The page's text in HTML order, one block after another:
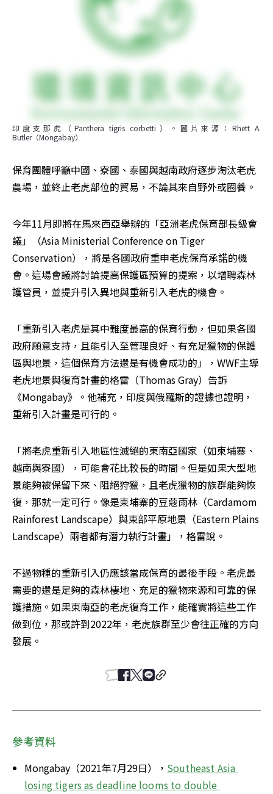
印度支那虎（Panthera tigris corbetti）。圖片來源：Rhett A.
Butler（Mongabay）
保育團體呼籲中國、寮國、泰國與越南政府逐步淘汰老虎
農場，並終止老虎部位的貿易，不論其來自野外或圈養。
今年11月即將在馬來西亞舉辦的「亞洲老虎保育部長級會
議」（Asia Ministerial Conference on Tiger
Conservation），將是各國政府重申老虎保育承諾的機
會。這場會議將討論提高保護區預算的提案，以增聘森林
護管員，並提升引入異地與重新引入老虎的機會。
「重新引入老虎是其中難度最高的保育行動，但如果各國
政府願意支持，且能引入至管理良好、有充足獵物的保護
區與地景，這個保育方法還是有機會成功的」，WWF主導
老虎地景與復育計畫的格雷（Thomas Gray）告訴
《Mongabay》。他補充，印度與俄羅斯的證據也證明，
重新引入計畫是可行的。
「將老虎重新引入地區性滅絕的東南亞國家（如柬埔寨、
越南與寮國），可能會花比較長的時間。但是如果大型地
景能夠被保留下來、阻絕狩獵，且老虎獵物的族群能夠恢
復，那就一定可行。像是柬埔寨的豆蔻雨林（Cardamom
Rainforest Landscape）與東部平原地景（Eastern Plains
Landscape）兩者都有潛力執行計畫」，格雷說。
不過物種的重新引入仍應該當成保育的最後手段。老虎最
需要的還是足夠的森林棲地、充足的獵物來源和可靠的保
護措施。如果東南亞的老虎復育工作，能確實將這些工作
做到位，那或許到2022年，老虎族群至少會往正確的方向
發展。
參考資料
Mongabay（2021年7月29日）， Southeast Asia
losing tigers as deadline looms to double